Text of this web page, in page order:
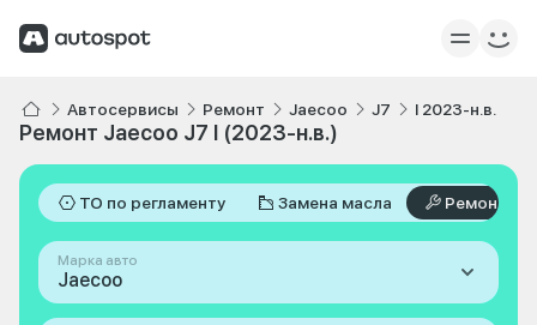
Автосервисы Ремонт Jaecoo J7 I 2023-н.в.
Ремонт Jaecoo J7 I (2023-н.в.)
ТО по регламенту Замена масла Ремонт
Марка авто
Jaecoo